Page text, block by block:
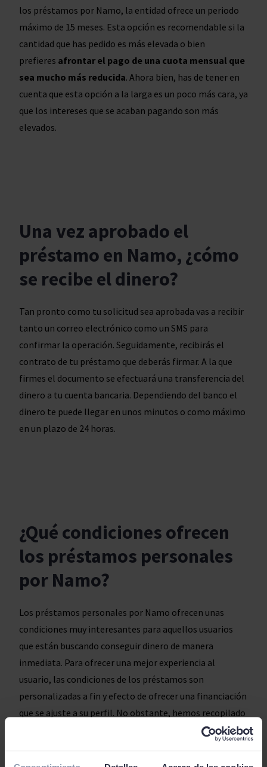
los préstamos por Namo, la entidad ofrece un periodo
máximo de 15 meses. Esta opción es recomendable si la
cantidad que has pedido es más elevada o bien
prefieres afrontar el pago de una cuota mensual que
sea mucho más reducida. Ahora bien, has de tener en
cuenta que esta opción a la larga es un poco más cara, ya
que los intereses que se acaban pagando son más
elevados.
Tan pronto como tu solicitud sea aprobada vas a recibir
tanto un correo electrónico como un SMS para
confirmar la operación. Seguidamente, recibirás el
contrato de tu préstamo que deberás firmar. A la que
firmes el documento se efectuará una transferencia del
dinero a tu cuenta bancaria. Dependiendo del banco el
dinero te puede llegar en unos minutos o como máximo
en un plazo de 24 horas.
Una vez aprobado el
préstamo en Namo, ¿cómo
se recibe el dinero?
Los préstamos personales por Namo ofrecen unas
condiciones muy interesantes para aquellos usuarios
que están buscando conseguir dinero de manera
inmediata. Para ofrecer una mejor experiencia al
usuario, las condiciones de los préstamos son
personalizadas a fin y efecto de ofrecer una financiación
que se ajuste a su perfil. No obstante, hemos recopilado
las condiciones genéricas que se aplican en este tipo de
¿Qué condiciones ofrecen
los préstamos personales
por Namo?